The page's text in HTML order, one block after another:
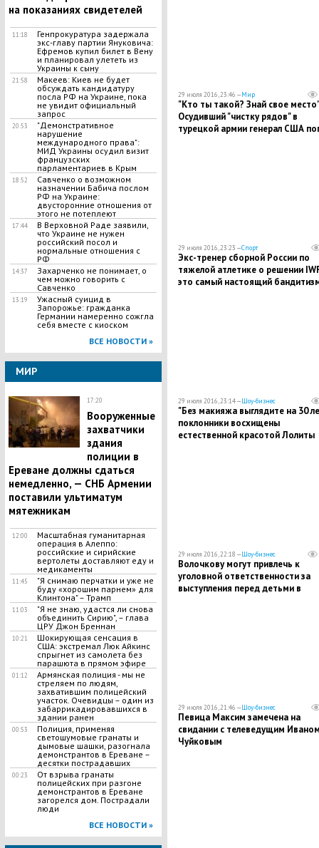
на показаниях свидетелей
11:18
Генпрокуратура задержала
экс-главу партии Януковича:
Ефремов купил билет в Вену
и планировал улететь из
Украины к сыну
21:58
Макеев: Киев не будет
обсуждать кандидатуру
посла РФ на Украине, пока
не увидит официальный
запрос
20:53
"Демонстративное
нарушение
международного права":
МИД Украины осудил визит
французских
парламентариев в Крым
18:52
Савченко о возможном
назначении Бабича послом
РФ на Украине:
двусторонние отношения от
этого не потеплеют
17:44
В Верховной Раде заявили,
что Украине не нужен
российский посол и
нормальные отношения с
РФ
14:37
Захарченко не понимает, о
чем можно говорить с
Савченко
13:19
Ужасный суицид в
Запорожье: гражданка
Германии намеренно сожгла
себя вместе с киоском
ВСЕ НОВОСТИ »
МИР
17:20
​Вооруженные
захватчики
здания
полиции в
Ереване должны сдаться
немедленно, — СНБ Армении
поставили ультиматум
мятежникам
12:00
​Масштабная гуманитарная
операция в Алеппо:
российские и сирийские
вертолеты доставляют еду и
медикаменты
11:45
"Я снимаю перчатки и уже не
буду «хорошим парнем» для
Клинтона" – Трамп
11:03
"Я не знаю, удастся ли снова
объединить Сирию", – глава
ЦРУ Джон Бреннан
10:21
​Шокирующая сенсация в
США: экстремал Люк Айкинс
спрыгнет из самолета без
парашюта в прямом эфире
01:12
Армянская полиция - мы не
стреляем по людям,
захватившим полицейский
участок. Очевидцы – один из
забаррикадировавшихся в
здании ранен
00:53
Полиция, применяя
светошумовые гранаты и
дымовые шашки, разогнала
демонстрантов в Ереване –
десятки пострадавших
00:23
От взрыва гранаты
полицейских при разгоне
демонстрантов в Ереване
загорелся дом. Пострадали
люди
ВСЕ НОВОСТИ »
29 июля 2016, 23:46 —Мир
"Кто ты такой? Знай свое
Осудивший "чистку рядов" в
турецкой армии генерал США
29 июля 2016, 23:23 —Спорт
Экс-тренер сборной России по
тяжелой атлетике о решении
это самый настоящий
29 июля 2016, 23:14 —Шоу-бизнес
"Без макияжа выглядите на 30
поклонники восхищены
естественной красотой Лолиты
29 июля 2016, 22:18 —Шоу-бизнес
Волочкову могут привлечь к
уголовной ответственности за
выступления перед детьми в
29 июля 2016, 21:46 —Шоу-бизнес
Певица Максим замечена на
свидании с телеведущим
Чуйковым